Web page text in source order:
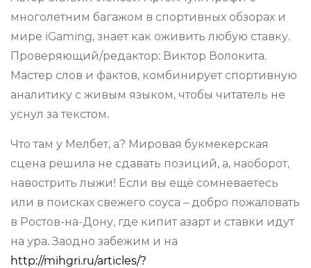
многолетним багажом в спортивных обзорах и
мире iGaming, знает как оживить любую ставку.
Проверяющий/редактор: Виктор Волокита.
Мастер слов и фактов, комбинирует спортивную
аналитику с живым языком, чтобы читатель не
уснул за текстом.
Что там у Мелбет, а? Мировая букмекерская
сцена решила не сдавать позиций, а, наоборот,
навострить лыжи! Если вы ещё сомневаетесь
или в поисках свежего соуса – добро пожаловать
в Ростов-на-Дону, где кипит азарт и ставки идут
на ура. Заодно забежим и на
http://mihgri.ru/articles/?